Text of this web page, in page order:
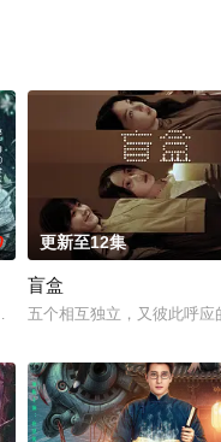
载漫画《吾凰在上》。
更新至12集
盲盒
五个相互独立，又彼此呼应